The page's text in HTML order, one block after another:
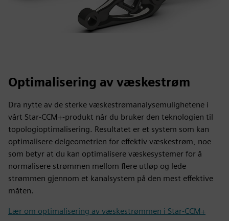
Optimalisering av væskestrøm
Dra nytte av de sterke væskestrømanalysemulighetene i
vårt Star-CCM+-produkt når du bruker den teknologien til
topologioptimalisering. Resultatet er et system som kan
optimalisere delgeometrien for effektiv væskestrøm, noe
som betyr at du kan optimalisere væskesystemer for å
normalisere strømmen mellom flere utløp og lede
strømmen gjennom et kanalsystem på den mest effektive
måten.
Lær om optimalisering av væskestrømmen i Star-CCM+